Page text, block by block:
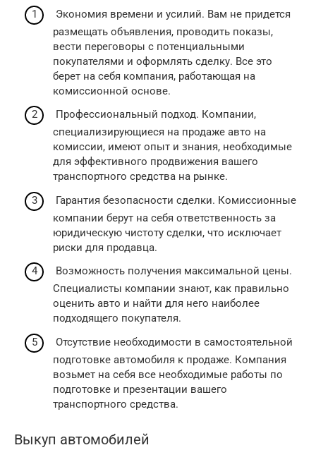
Экономия времени и усилий. Вам не придется
размещать объявления, проводить показы,
вести переговоры с потенциальными
покупателями и оформлять сделку. Все это
берет на себя компания, работающая на
комиссионной основе.
Профессиональный подход. Компании,
специализирующиеся на продаже авто на
комиссии, имеют опыт и знания, необходимые
для эффективного продвижения вашего
транспортного средства на рынке.
Гарантия безопасности сделки. Комиссионные
компании берут на себя ответственность за
юридическую чистоту сделки, что исключает
риски для продавца.
Возможность получения максимальной цены.
Специалисты компании знают, как правильно
оценить авто и найти для него наиболее
подходящего покупателя.
Отсутствие необходимости в самостоятельной
подготовке автомобиля к продаже. Компания
возьмет на себя все необходимые работы по
подготовке и презентации вашего
транспортного средства.
Выкуп автомобилей